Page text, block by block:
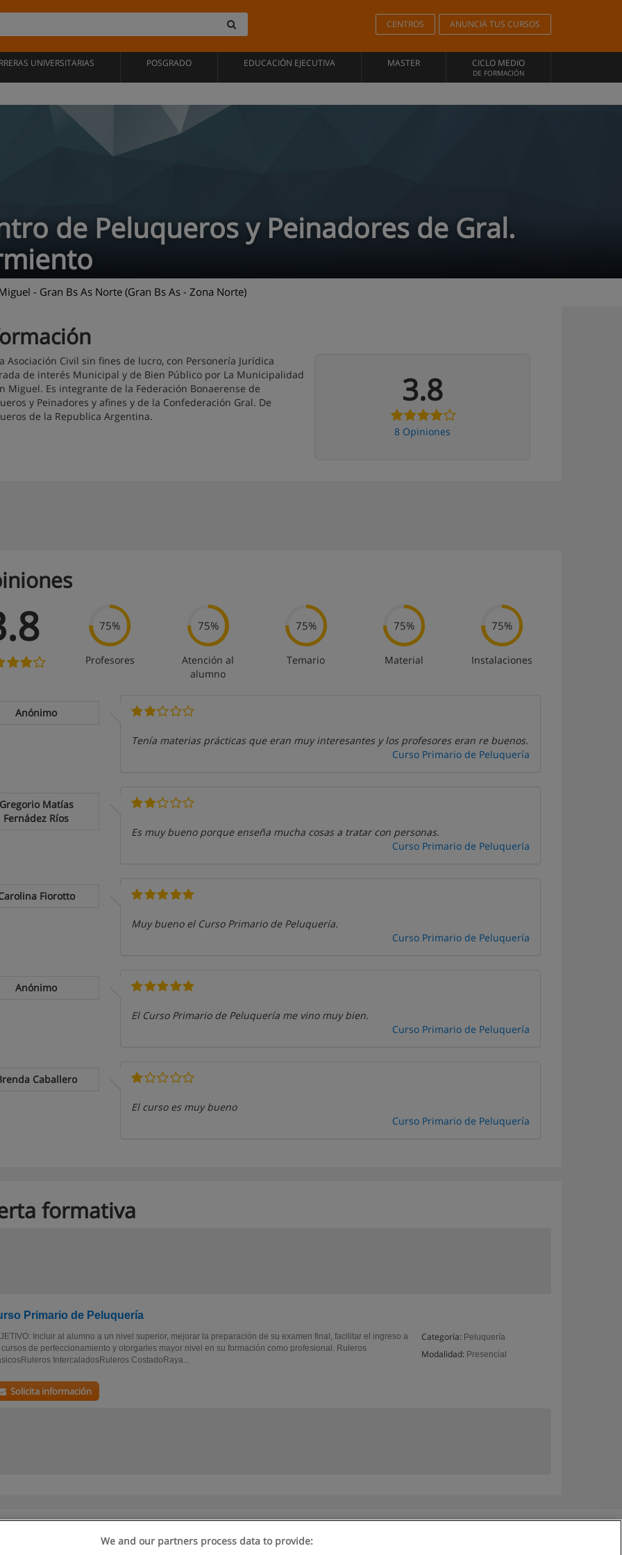
CENTROS ANUNCIÁ TUS CURSOS
UNIVERSITARIAS POSGRADO EDUCACIÓN EJECUTIVA MASTER CICLO MEDIO
DE FORMACIÓN
de Peluqueros y Peinadores de Gral.
- Gran Bs As Norte (Gran Bs As - Zona Norte)
3.8
8 Opiniones
Asociación Civil sin fines de lucro, con Personería Jurídica
de interés Municipal y de Bien Público por La Municipalidad
Miguel. Es integrante de la Federación Bonaerense de
y Peinadores y afines y de la Confederación Gral. De
de la Republica Argentina.
75%
Profesores
75%
Atención al
alumno
75%
Temario
75%
Material
75%
Instalaciones
Anónimo
Tenía materias prácticas que eran muy interesantes y los profesores eran re buenos.
Curso Primario de Peluquería
Matías
Fernádez Ríos
Es muy bueno porque enseña mucha cosas a tratar con personas.
Curso Primario de Peluquería
Fiorotto
Muy bueno el Curso Primario de Peluquería.
Curso Primario de Peluquería
Anónimo
El Curso Primario de Peluquería me vino muy bien.
Curso Primario de Peluquería
Caballero
El curso es muy bueno
Curso Primario de Peluquería
formativa
Primario de Peluquería
Categoría: Peluquería
Modalidad: Presencial
Incluir al alumno a un nivel superior, mejorar la preparación de su examen final, facilitar el ingreso a
de perfeccionamiento y otorgarles mayor nivel en su formación como profesional. Ruleros
IntercaladosRuleros CostadoRaya...
Solicita información
We and our partners process data to provide: